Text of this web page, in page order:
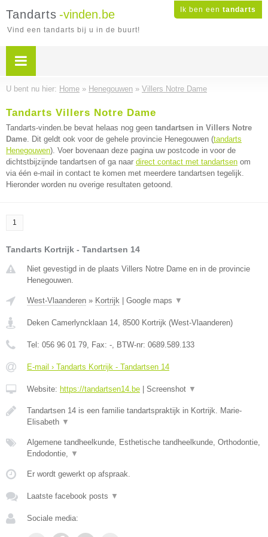
Ik ben een tandarts
Tandarts -vinden.be
Vind een tandarts bij u in de buurt!
U bent nu hier: Home » Henegouwen » Villers Notre Dame
Tandarts Villers Notre Dame
Tandarts-vinden.be bevat helaas nog geen tandartsen in Villers Notre
Dame. Dit geldt ook voor de gehele provincie Henegouwen (tandarts
Henegouwen). Voer bovenaan deze pagina uw postcode in voor de
dichtstbijzijnde tandartsen of ga naar direct contact met tandartsen om
via één e-mail in contact te komen met meerdere tandartsen tegelijk.
Hieronder worden nu overige resultaten getoond.
1
Tandarts Kortrijk - Tandartsen 14
Niet gevestigd in de plaats Villers Notre Dame en in de provincie
Henegouwen.
West-Vlaanderen » Kortrijk Google maps ▼
Deken Camerlyncklaan 14, 8500 Kortrijk (West-Vlaanderen)
Tel: 056 96 01 79, Fax: -, BTW-nr: 0689.589.133
E-mail › Tandarts Kortrijk - Tandartsen 14
Website: https://tandartsen14.be Screenshot ▼
Tandartsen 14 is een familie tandartspraktijk in Kortrijk. Marie-
Elisabeth ▼
Algemene tandheelkunde, Esthetische tandheelkunde, Orthodontie,
Endodontie, ▼
Er wordt gewerkt op afspraak.
Laatste facebook posts ▼
Sociale media: